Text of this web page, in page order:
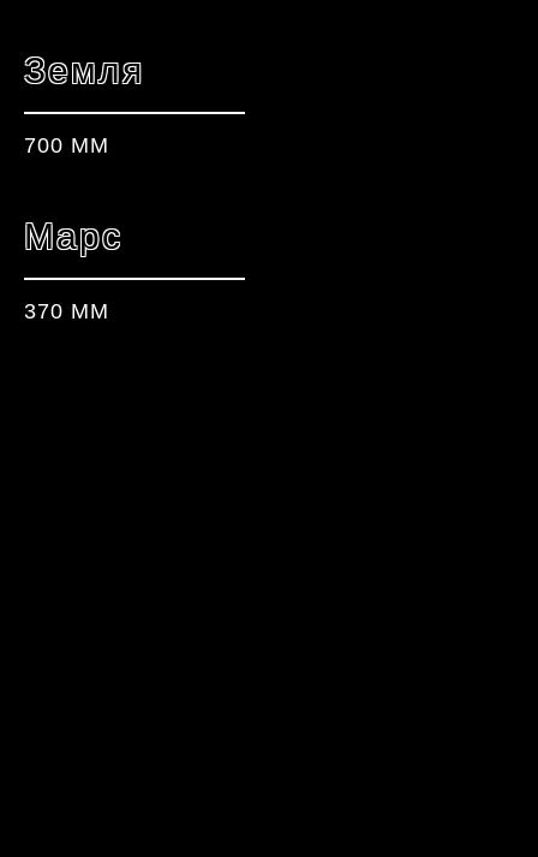
Земля
700 ММ
Марс
370 ММ